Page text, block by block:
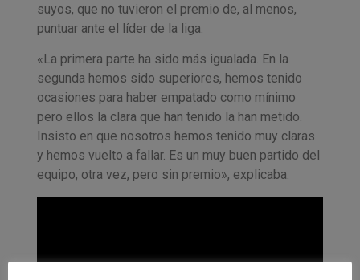
suyos, que no tuvieron el premio de, al menos,
puntuar ante el líder de la liga.
«La primera parte ha sido más igualada. En la
segunda hemos sido superiores, hemos tenido
ocasiones para haber empatado como mínimo
pero ellos la clara que han tenido la han metido.
Insisto en que nosotros hemos tenido muy claras
y hemos vuelto a fallar. Es un muy buen partido del
equipo, otra vez, pero sin premio», explicaba.